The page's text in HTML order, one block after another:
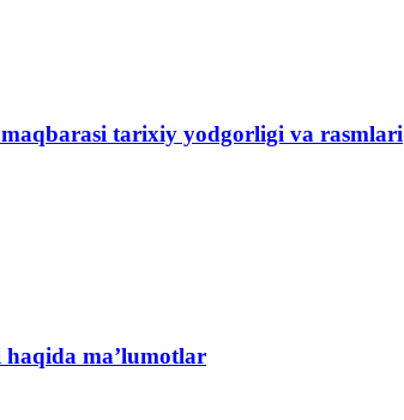
tarixiy yodgorligi va rasmlari
haqida ma’lumotlar